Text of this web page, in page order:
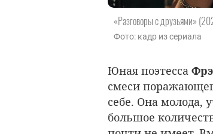
«Разговоры с друзьями»
Фото: кадр из сериала
Юная поэтесса
смеси
себе. Она молода,
большое